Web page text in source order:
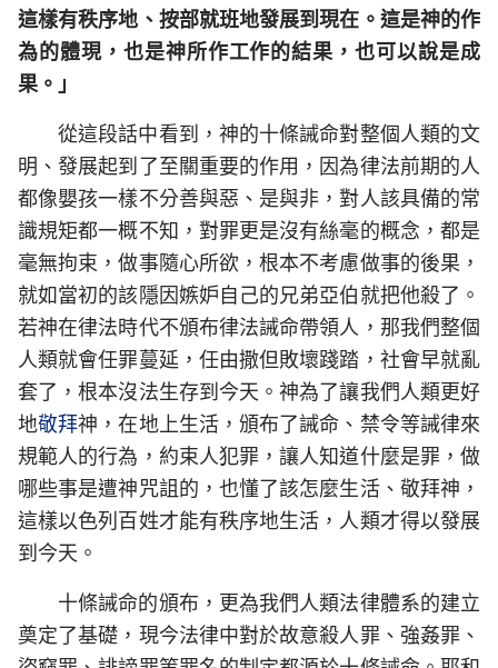
這樣有秩序地、按部就班地發展到現在。這是神的作
為的體現，也是神所作工作的結果，也可以說是成
果。」
從這段話中看到，神的十條誡命對整個人類的文
明、發展起到了至關重要的作用，因為律法前期的人
都像嬰孩一樣不分善與惡、是與非，對人該具備的常
識規矩都一概不知，對罪更是沒有絲毫的概念，都是
毫無拘束，做事隨心所欲，根本不考慮做事的後果，
就如當初的該隱因嫉妒自己的兄弟亞伯就把他殺了。
若神在律法時代不頒布律法誡命帶領人，那我們整個
人類就會任罪蔓延，任由撒但敗壞踐踏，社會早就亂
套了，根本沒法生存到今天。神為了讓我們人類更好
地敬拜神，在地上生活，頒布了誡命、禁令等誡律來
規範人的行為，約束人犯罪，讓人知道什麼是罪，做
哪些事是遭神咒詛的，也懂了該怎麼生活、敬拜神，
這樣以色列百姓才能有秩序地生活，人類才得以發展
到今天。
十條誡命的頒布，更為我們人類法律體系的建立
奠定了基礎，現今法律中對於故意殺人罪、強姦罪、